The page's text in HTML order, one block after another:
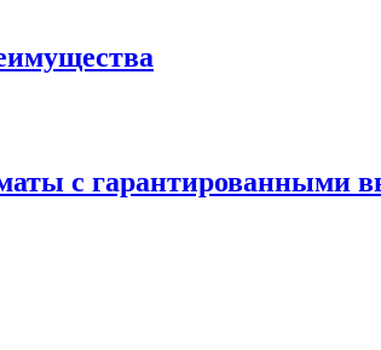
с гарантированными